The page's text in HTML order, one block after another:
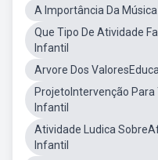
A Importância Da
Que Tipo De Atividade
Infantil
Arvore Dos
ProjetoIntervenção
Infantil
Atividade Ludica
Infantil